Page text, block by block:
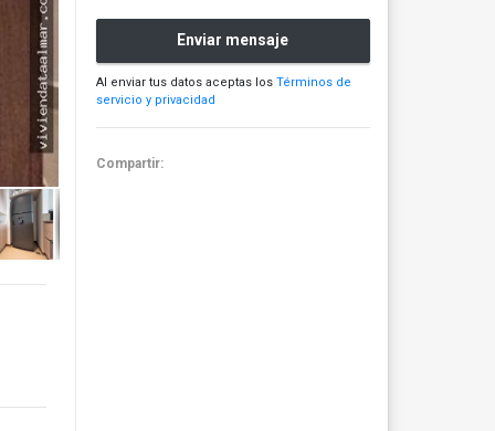
Enviar mensaje
Al enviar tus datos aceptas los Términos de
servicio y privacidad
Compartir: